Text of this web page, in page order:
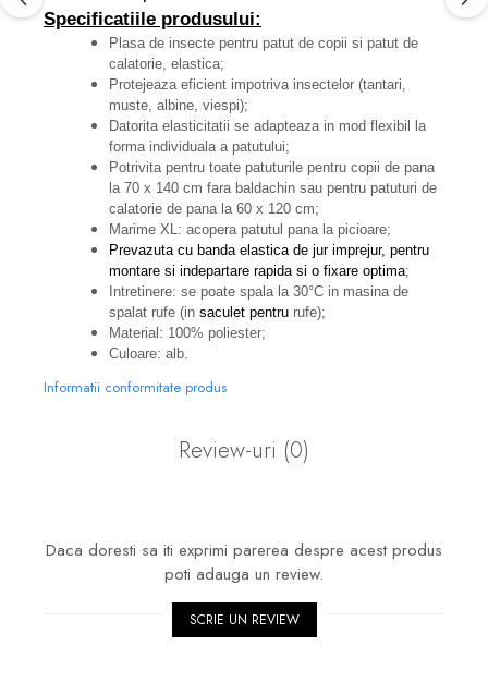
Specificatiile produsului:
Plasa de insecte pentru patut de copii si patut de
calatorie, elastica;
Protejeaza eficient impotriva insectelor (tantari,
muste, albine, viespi);
Datorita elasticitatii se adapteaza in mod flexibil la
forma individuala a patutului;
Potrivita pentru toate patuturile pentru copii de pana
la 70 x 140 cm fara baldachin sau pentru patuturi de
calatorie de pana la 60 x 120 cm;
Marime XL: acopera patutul pana la picioare;
Prevazuta cu banda elastica de jur imprejur, pentru
montare si indepartare rapida si o fixare optima;
Intretinere: se poate spala la 30°C in masina de
spalat rufe (in saculet pentru rufe);
Material: 100% poliester;
Culoare: alb.
Informatii conformitate produs
Review-uri (0)
Daca doresti sa iti exprimi parerea despre acest produs
poti adauga un review.
SCRIE UN REVIEW